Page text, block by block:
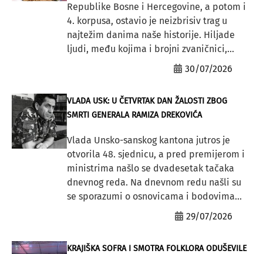
Republike Bosne i Hercegovine, a potom i
4. korpusa, ostavio je neizbrisiv trag u
najtežim danima naše historije. Hiljade
ljudi, među kojima i brojni zvaničnici,...
30/07/2026
VLADA USK: U ČETVRTAK DAN ŽALOSTI ZBOG
SMRTI GENERALA RAMIZA DREKOVIĆA
Vlada Unsko-sanskog kantona jutros je
otvorila 48. sjednicu, a pred premijerom i
ministrima našlo se dvadesetak tačaka
dnevnog reda. Na dnevnom redu našli su
se sporazumi o osnovicama i bodovima...
29/07/2026
KRAJIŠKA SOFRA I SMOTRA FOLKLORA ODUŠEVILE